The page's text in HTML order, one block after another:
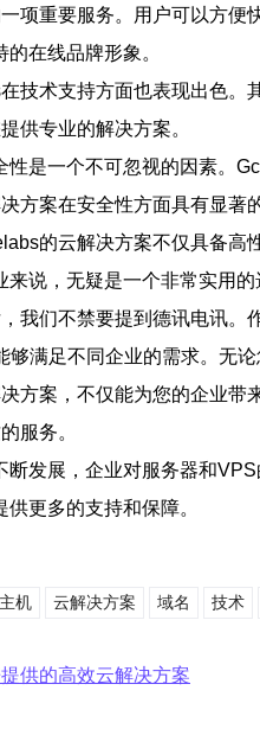
项重要服务。用户可以方
在线品牌形象。
技术支持方面也表现出色
供专业的解决方案。
性是一个不可忽视的因素。
方案在安全性方面具有显著
的云解决方案不仅具备
来说，无疑是一个非常实用的
我们不禁要提到德讯电讯
够满足不同企业的需求。无
方案，不仅能为您的企业
服务。
断发展，企业对服务器和
更多的支持和保障。
主机 云解决方案 域名 技术
供的高效云解决方案